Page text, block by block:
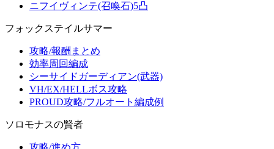
ニフイヴィンテ(召喚石)5凸
フォックステイルサマー
攻略/報酬まとめ
効率周回編成
シーサイドガーディアン(武器)
VH/EX/HELLボス攻略
PROUD攻略/フルオート編成例
ソロモナスの賢者
攻略/進め方